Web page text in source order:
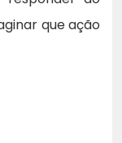
que ação